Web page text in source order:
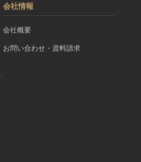
会社情報
会社概要
お問い合わせ・資料請求